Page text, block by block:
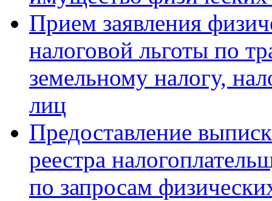
Прием заявления
налоговой льготы по
земельному налогу,
лиц
Предоставление
реестра
по запросам